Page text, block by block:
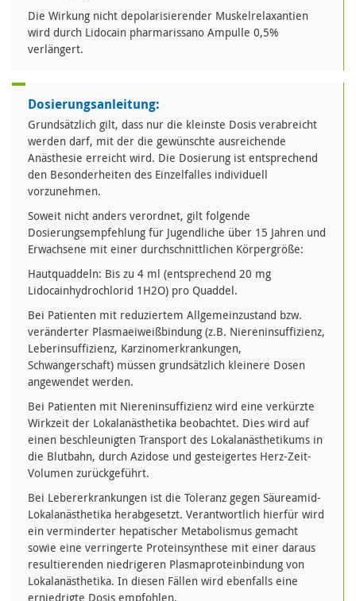
Die Wirkung nicht depolarisierender Muskelrelaxantien
wird durch Lidocain pharmarissano Ampulle 0,5%
verlängert.
Dosierungsanleitung:
Grundsätzlich gilt, dass nur die kleinste Dosis verabreicht
werden darf, mit der die gewünschte ausreichende
Anästhesie erreicht wird. Die Dosierung ist entsprechend
den Besonderheiten des Einzelfalles individuell
vorzunehmen.
Soweit nicht anders verordnet, gilt folgende
Dosierungsempfehlung für Jugendliche über 15 Jahren und
Erwachsene mit einer durchschnittlichen Körpergröße:
Hautquaddeln: Bis zu 4 ml (entsprechend 20 mg
Lidocainhydrochlorid 1H2O) pro Quaddel.
Bei Patienten mit reduziertem Allgemeinzustand bzw.
veränderter Plasmaeiweißbindung (z.B. Niereninsuffizienz,
Leberinsuffizienz, Karzinomerkrankungen,
Schwangerschaft) müssen grundsätzlich kleinere Dosen
angewendet werden.
Bei Patienten mit Niereninsuffizienz wird eine verkürzte
Wirkzeit der Lokalanästhetika beobachtet. Dies wird auf
einen beschleunigten Transport des Lokalanästhetikums in
die Blutbahn, durch Azidose und gesteigertes Herz-Zeit-
Volumen zurückgeführt.
Bei Lebererkrankungen ist die Toleranz gegen Säureamid-
Lokalanästhetika herabgesetzt. Verantwortlich hierfür wird
ein verminderter hepatischer Metabolismus gemacht
sowie eine verringerte Proteinsynthese mit einer daraus
resultierenden niedrigeren Plasmaproteinbindung von
Lokalanästhetika. In diesen Fällen wird ebenfalls eine
erniedrigte Dosis empfohlen.